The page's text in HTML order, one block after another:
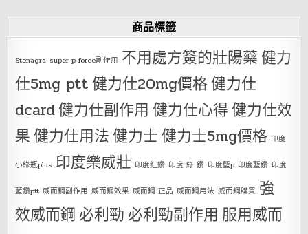
商品標籤
Stenagra super p force副作用 不用處方簽的壯陽藥健力
仕5mg ptt健力仕20mg價格健力仕
dcard健力仕副作用 健力仕心得健力仕效
果健力仕用法健力士健力士5mg價格 印度
小綠瓶plus 印度樂威壯 印度紅鑽 印度 綠 鑽 印度藍p 印度藍鑽 印度
藍鑽ptt 威而鋼副作用 威而鋼效果 威而鋼 正品 威而鋼用法 威而鋼購買 強
效威而鋼 必利勁 必利勁副作用 服用威而